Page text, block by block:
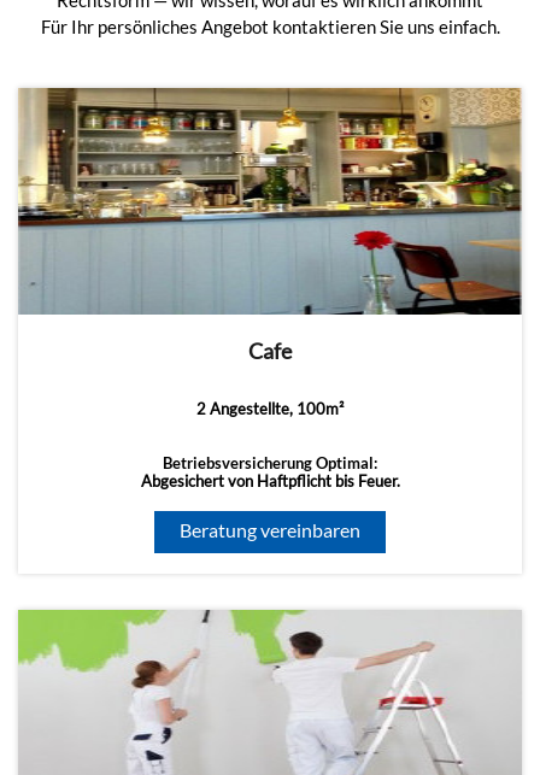
Für Ihr persönliches Angebot kontaktieren Sie uns einfach.
Cafe
2 Angestellte, 100m²
Betriebsversicherung Optimal:
Abgesichert von Haftpflicht bis Feuer.
Beratung vereinbaren